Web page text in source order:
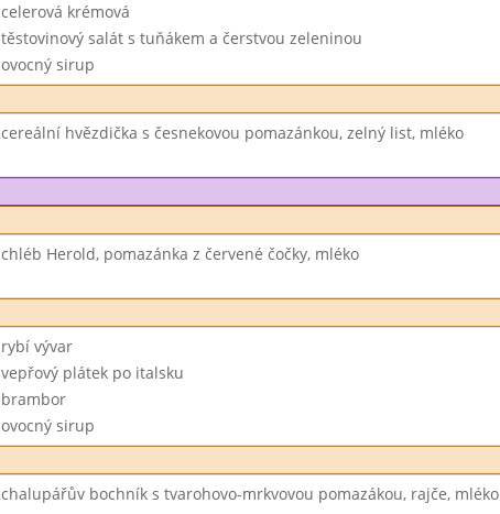
celerová krémová
těstovinový salát s tuňákem a čerstvou zeleninou
ovocný sirup
cereální hvězdička s česnekovou pomazánkou, zelný list, mléko
chléb Herold, pomazánka z červené čočky, mléko
rybí vývar
vepřový plátek po italsku
brambor
ovocný sirup
chalupářův bochník s tvarohovo-mrkvovou pomazákou, rajče, mléko